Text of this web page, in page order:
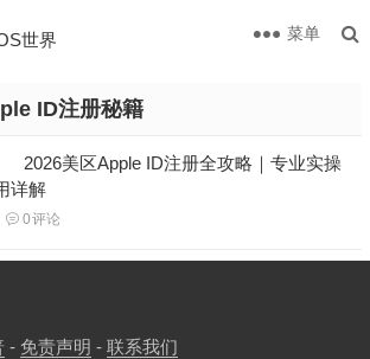
菜单
ID注册秘籍
2026美区Apple ID注册全攻略｜专业实操
详解
0评论
- 免责声明 - 联系我们